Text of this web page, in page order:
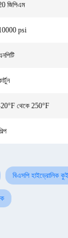
জিপিএম
psi
থেকে 250°F
বিএসপি হাইড্রোলিক